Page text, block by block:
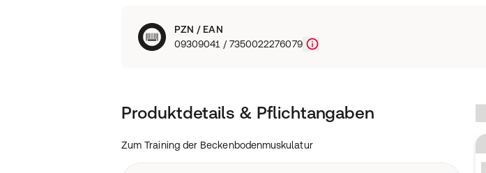
PZN / EAN
09309041 / 7350022276079
Produktdetails & Pflichtangaben
Zum Training der Beckenbodenmuskulatur